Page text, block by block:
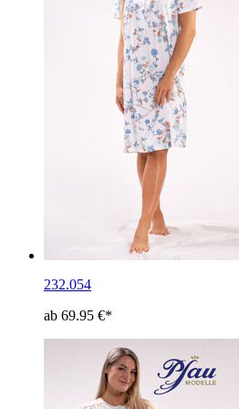
232.054
ab 69.95 €*